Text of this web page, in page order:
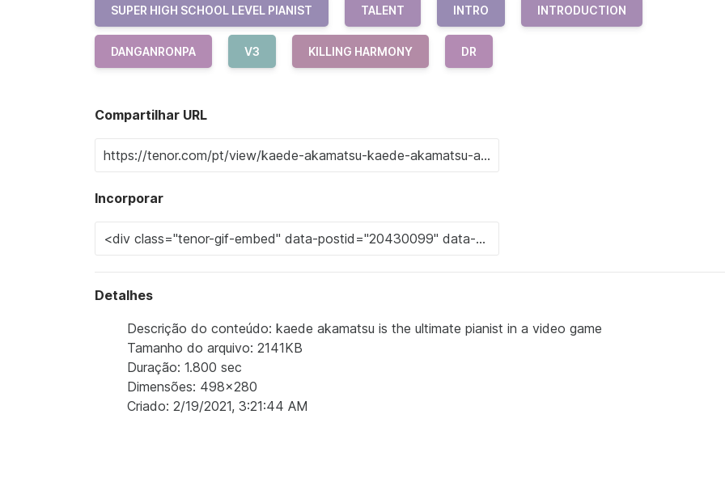
SUPER HIGH SCHOOL LEVEL PIANIST TALENT INTRO INTRODUCTION
DANGANRONPA V3 KILLING HARMONY DR
Compartilhar URL
Incorporar
Detalhes
Descrição do conteúdo: kaede akamatsu is the ultimate pianist in a video game
Tamanho do arquivo: 2141KB
Duração: 1.800 sec
Dimensões: 498x280
Criado: 2/19/2021, 3:21:44 AM